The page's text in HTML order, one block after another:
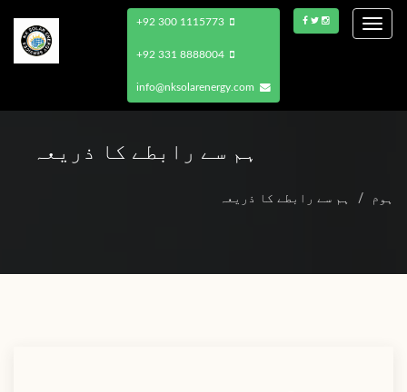
Toggle
+92 300 1115773
+92 331 8888004
ہم سے رابطے کا ذریعہ
ہوم ہم سے رابطے کا ذریعہ